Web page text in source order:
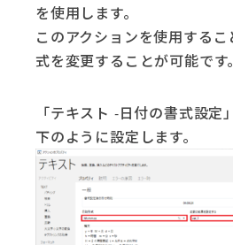
を使用します。
このアクションを使用する
式を変更することが可能です。
「テキスト -日付の書式設定
下のように設定します。